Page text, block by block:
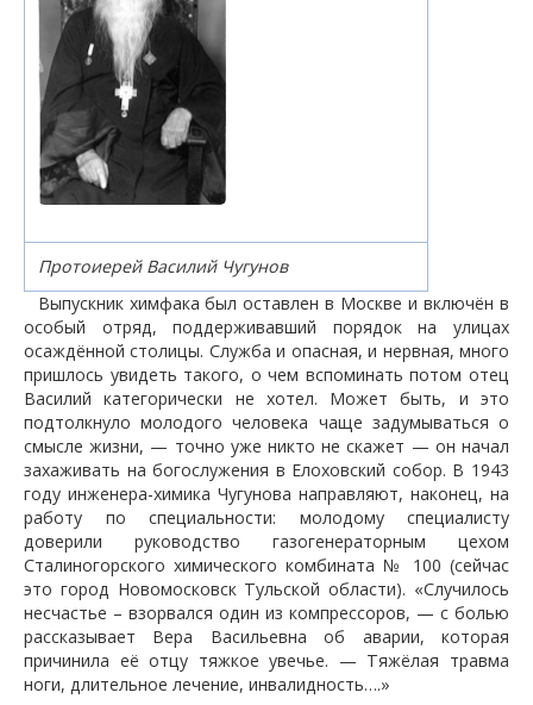
Протоиерей Василий Чугунов
Выпускник химфака был оставлен в Москве и включён в
особый отряд, поддерживавший порядок на улицах
осаждённой столицы. Служба и опасная, и нервная, много
пришлось увидеть такого, о чем вспоминать потом отец
Василий категорически не хотел. Может быть, и это
подтолкнуло молодого человека чаще задумываться о
смысле жизни, — точно уже никто не скажет — он начал
захаживать на богослужения в Елоховский собор. В 1943
году инженера-химика Чугунова направляют, наконец, на
работу по специальности: молодому специалисту
доверили руководство газогенераторным цехом
Сталиногорского химического комбината № 100 (сейчас
это город Новомосковск Тульской области). «Случилось
несчастье – взорвался один из компрессоров, — с болью
рассказывает Вера Васильевна об аварии, которая
причинила её отцу тяжкое увечье. — Тяжёлая травма
ноги, длительное лечение, инвалидность….»